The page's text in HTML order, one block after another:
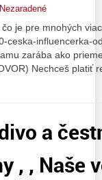
Nezaradené
je pre mnohých
ceska-influencerka-
zarába ako
Nechceš
a
, , Naše